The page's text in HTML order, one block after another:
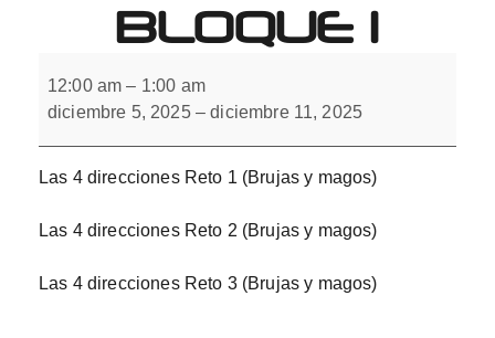
BLOQUE 1
direcciones
Bloque
12:00 am – 1:00 am
diciembre 5, 2025 –diciembre 11, 2025
Las 4 direcciones Reto 1 (Brujas y magos)
Las 4 direcciones Reto 2 (Brujas y magos)
Las 4 direcciones Reto 3 (Brujas y magos)